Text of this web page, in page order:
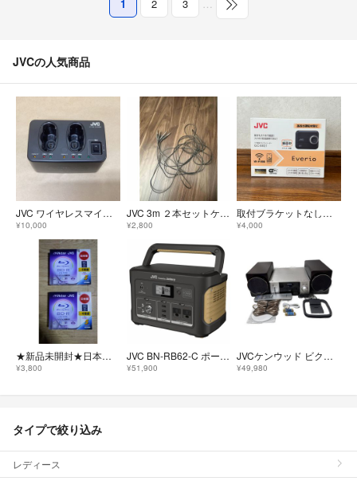
1 2 3 …
JVCの人気商品
JVC ワイヤレスマイク充電器 WT-C63 2本同時充電 アナログ/デジタル対応 動作良好
¥10,000
JVC 3m ２本セットケーブル中古美品 アンプ ターンテーブル コンポた等に
¥2,800
取付ブラケットなし 送料込み JVC リア専用ドライブレコーダー GC-BR21
¥4,000
★新品未開封★日本製 JVC ブルーレイディスクLTHタイプ 4倍速 10枚
¥3,800
JVC BN-RB62-C ポータブル電源 626Wh 174000mAh
¥51,900
JVCケンウッド ビクター コンパクトコンポーネントDVDシステム EX-AR3
¥49,980
タイプで絞り込み
レディース